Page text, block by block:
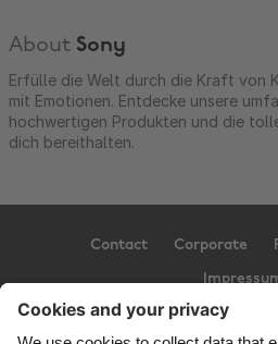
About Sony
Erfülle die Welt durch die Kraft von
mit Emotionen. Entdecke unsere
hochwertigen Produkten und die
dich bereithalten.
Contact Corporate